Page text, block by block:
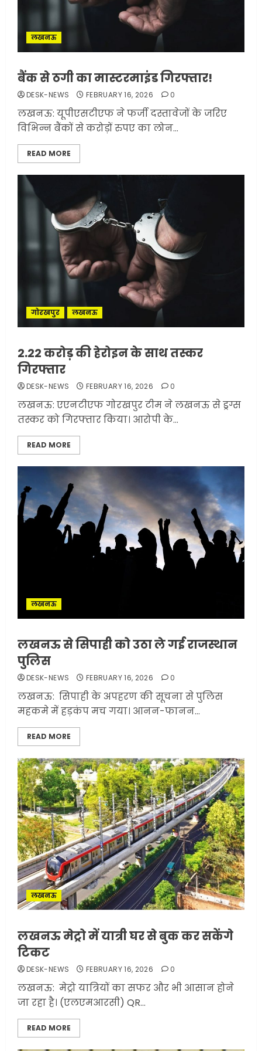
लखनऊ
बैंक से ठगी का मास्टरमाइंड गिरफ्तार!
DESK-NEWS FEBRUARY 16, 2026 0
लखनऊ: यूपीएसटीएफ ने फर्जी दस्तावेजों के जरिए
विभिन्न बैंकों से करोड़ों रुपए का लोन...
READ MORE
गोरखपुर लखनऊ
2.22 करोड़ की हेरोइन के साथ तस्कर
गिरफ्तार
DESK-NEWS FEBRUARY 16, 2026 0
लखनऊ: एएनटीएफ गोरखपुर टीम ने लखनऊ से ड्रग्स
तस्कर को गिरफ्तार किया। आरोपी के...
READ MORE
लखनऊ
लखनऊ से सिपाही को उठा ले गई राजस्थान
पुलिस
DESK-NEWS FEBRUARY 16, 2026 0
लखनऊ: सिपाही के अपहरण की सूचना से पुलिस
महकमे में हड़कंप मच गया। आनन-फानन...
READ MORE
लखनऊ
लखनऊ मेट्रो में यात्री घर से बुक कर सकेंगे
टिकट
DESK-NEWS FEBRUARY 16, 2026 0
लखनऊ: मेट्रो यात्रियों का सफर और भी आसान होने
जा रहा है। (एलएमआरसी) QR...
READ MORE
सरकारी दफ्तरों में जनसेवा कम,
जनता का अपमान ज्यादा? जनता के